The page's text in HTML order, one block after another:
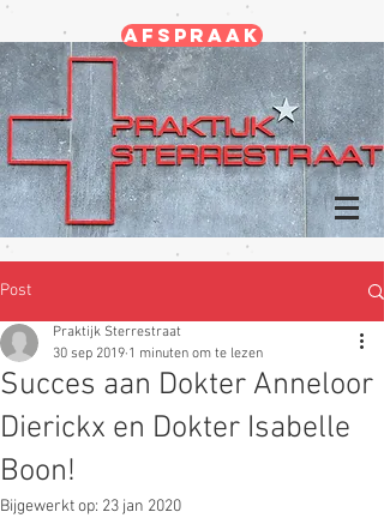
Afspraak
Post
Succes aan Dokter Anneloor
Dierickx en Dokter Isabelle
Boon!
Praktijk Sterrestraat
30 sep 2019 1 minuten om te lezen
Bijgewerkt op: 23 jan 2020